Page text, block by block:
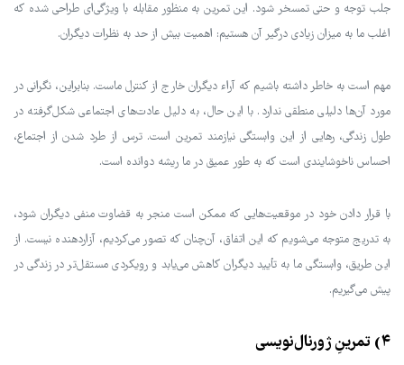
جلب توجه و حتی تمسخر شود. این تمرین به منظور مقابله با ویژگی‌ای طراحی شده که
اغلب ما به میزان زیادی درگیر آن هستیم: اهمیت بیش از حد به نظرات دیگران.
مهم است به خاطر داشته باشیم که آراء دیگران خارج از کنترل ماست. بنابراین، نگرانی در
مورد آن‌ها دلیلی منطقی ندارد. با این حال، به دلیل عادت‌های اجتماعی شکل‌گرفته در
طول زندگی، رهایی از این وابستگی نیازمند تمرین است. ترس از طرد شدن از اجتماع،
احساس ناخوشایندی است که به طور عمیق در ما ریشه دوانده است.
با قرار دادن خود در موقعیت‌هایی که ممکن است منجر به قضاوت منفی دیگران شود،
به تدریج متوجه می‌شویم که این اتفاق، آن‌چنان که تصور می‌کردیم، آزاردهنده نیست. از
این طریق، وابستگی ما به تأیید دیگران کاهش می‌یابد و رویکردی مستقل‌تر در زندگی در
پیش می‌گیریم.
۴) تمرینِ ژورنال‌نویسی